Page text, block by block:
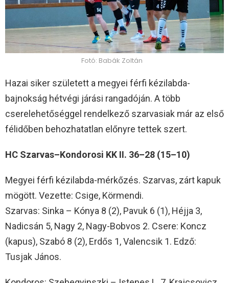
Fotó: Babák Zoltán
Hazai siker született a megyei férfi kézilabda-
bajnokság hétvégi járási rangadóján. A több
cserelehetőséggel rendelkező szarvasiak már az első
félidőben behozhatatlan előnyre tettek szert.
HC Szarvas–Kondorosi KK II. 36–28 (15–10)
Megyei férfi kézilabda-mérkőzés. Szarvas, zárt kapuk
mögött. Vezette: Csige, Körmendi.
Szarvas: Sinka – Kónya 8 (2), Pavuk 6 (1), Héjja 3,
Nadicsán 5, Nagy 2, Nagy-Bobvos 2. Csere: Koncz
(kapus), Szabó 8 (2), Erdős 1, Valencsik 1. Edző:
Tusjak János.